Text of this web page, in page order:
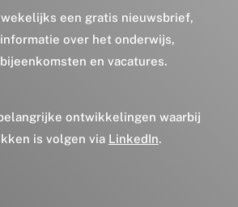
wekelijks een gratis nieuwsbrief,
over het onderwijs,
en vacatures.
ontwikkelingen waarbij
is volgen via LinkedIn.